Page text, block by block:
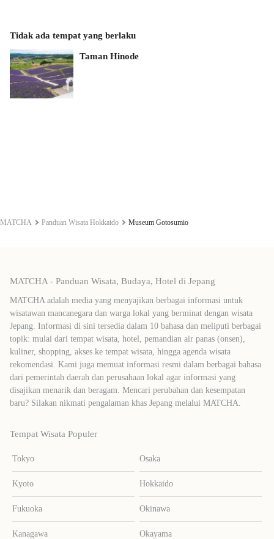
Tidak ada tempat yang berlaku
Taman Hinode
MATCHA Panduan Wisata Hokkaido Museum Gotosumio
MATCHA - Panduan Wisata, Budaya, Hotel di Jepang
MATCHA adalah media yang menyajikan berbagai informasi untuk
wisatawan mancanegara dan warga lokal yang berminat dengan wisata
Jepang. Informasi di sini tersedia dalam 10 bahasa dan meliputi berbagai
topik: mulai dari tempat wisata, hotel, pemandian air panas (onsen),
kuliner, shopping, akses ke tempat wisata, hingga agenda wisata
rekomendasi. Kami juga memuat informasi resmi dalam berbagai bahasa
dari pemerintah daerah dan perusahaan lokal agar informasi yang
disajikan menarik dan beragam. Mencari perubahan dan kesempatan
baru? Silakan nikmati pengalaman khas Jepang melalui MATCHA.
Tempat Wisata Populer
Tokyo Osaka
Kyoto Hokkaido
Fukuoka Okinawa
Kanagawa Okayama